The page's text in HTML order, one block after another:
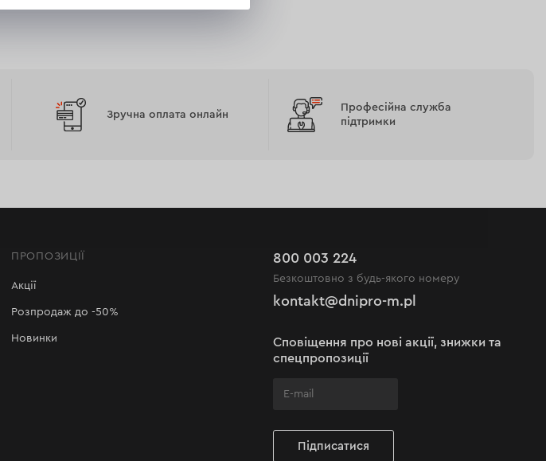
Зручна оплата онлайн
Професійна служба
підтримки
ПРОПОЗИЦІЇ
Акції
Розпродаж до -50%
Новинки
800 003 224
Безкоштовно з будь-якого номеру
kontakt@dnipro-m.pl
Сповіщення про нові акції, знижки та
спецпропозиції
Підписатися